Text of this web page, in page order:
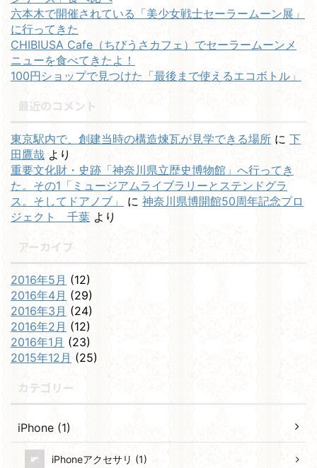
六本木で開催されている「美少女戦士セーラームーン展」
に行ってきた
CHIBIUSA Cafe（ちびうさカフェ）でセーラームーンメ
ニューを食べてきたよ！
100円ショップで見つけた「最後まで使えるエコボトル」
最近のコメント
東京駅内で、創建当時の構造煉瓦が見学できる場所 に 下
田鷹哉 より
重要文化財・史跡「神奈川県立歴史博物館」へ行ってき
た。その1「ミュージアムライブラリーとステンドグラ
ス。そしてドアノブ」
に 神奈川県博開館50周年記念プロ
ジェクト 千葉 より
アーカイブ
2016年5月 (12)
2016年4月 (29)
2016年3月 (24)
2016年2月 (12)
2016年1月 (23)
2015年12月 (25)
カテゴリー
iPhone (1)
iPhoneアクセサリ (1)